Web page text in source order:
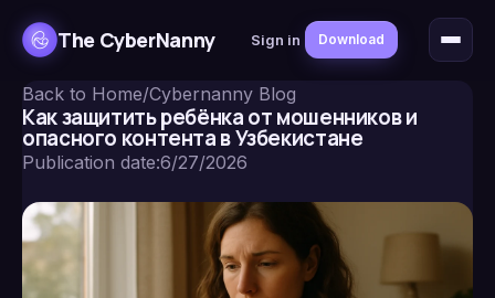
The CyberNanny Sign in Download
Back to Home/Cybernanny Blog
Как защитить ребёнка от мошенников и
опасного контента в Узбекистане
Publication date:6/27/2026